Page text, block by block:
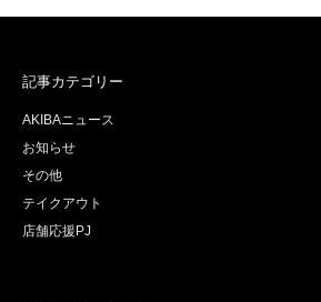
記事カテゴリー
AKIBAニュース
お知らせ
その他
テイクアウト
店舗応援PJ